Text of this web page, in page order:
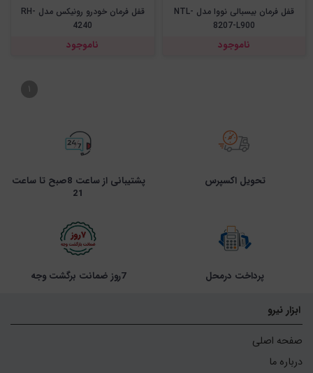
قفل فرمان بیسبالی نووا مدل NTL-
8207-L900
ناموجود
قفل فرمان خودرو رونیکس مدل RH-
4240
ناموجود
۱
تحویل اکسپرس
پشتیبانی از ساعت 8صبح تا ساعت
21
پرداخت درمحل 7روز ضمانت برگشت وجه
ابزار نیرو
صفحه اصلی
درباره ما